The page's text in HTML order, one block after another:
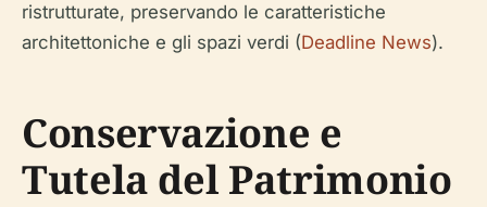
ristrutturate, preservando le caratteristiche
architettoniche e gli spazi verdi (Deadline News).
Conservazione e
Tutela del Patrimonio